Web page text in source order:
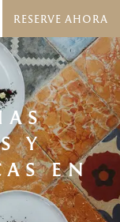
RESERVE AHORA
Y
EN